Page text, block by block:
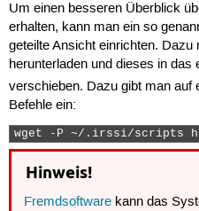
Um einen besseren Überblick
erhalten, kann man ein so
geteilte Ansicht einrichten.
herunterladen und dieses in das
verschieben. Dazu gibt man auf
Befehle ein:
wget -P ~/.irssi/scripts
Hinweis!
Fremdsoftware kann das